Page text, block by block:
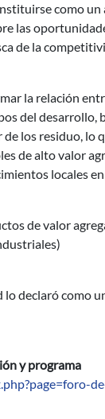
como un
las
de la
la relación
del desarrollo,
los residuo, lo
de alto valor
locales en
de valor
lo declaró como
y programa